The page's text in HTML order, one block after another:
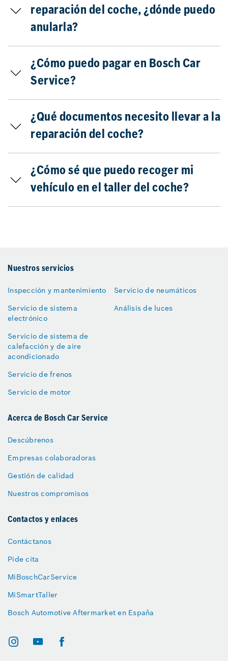
reparación del coche, ¿dónde puedo
anularla?
¿Cómo puedo pagar en Bosch Car
Service?
¿Qué documentos necesito llevar a la
reparación del coche?
¿Cómo sé que puedo recoger mi
vehículo en el taller del coche?
Nuestros servicios
Inspección y mantenimiento
Servicio de sistema
electrónico
Servicio de sistema de
calefacción y de aire
acondicionado
Servicio de frenos
Servicio de motor
Servicio de neumáticos
Análisis de luces
Acerca de Bosch Car Service
Descúbrenos
Empresas colaboradoras
Gestión de calidad
Nuestros compromisos
Contactos y enlaces
Contáctanos
Pide cita
MiBoschCarService
MiSmartTaller
Bosch Automotive Aftermarket en España